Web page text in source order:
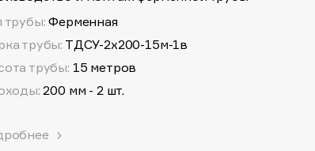
трубы:Ферменная
трубы: ТДСУ-2х200-15м-1в
трубы: 15 метров
200 мм - 2 шт.